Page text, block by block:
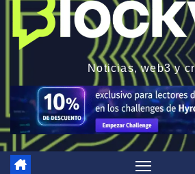
Noticias, web3 y